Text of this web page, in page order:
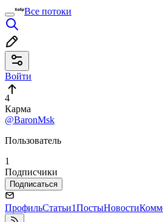
Все потоки
Войти
4
Карма
@BaronMsk
Пользователь
1
Подписчики
Подписаться
ПрофильСтатьи1ПостыНовости